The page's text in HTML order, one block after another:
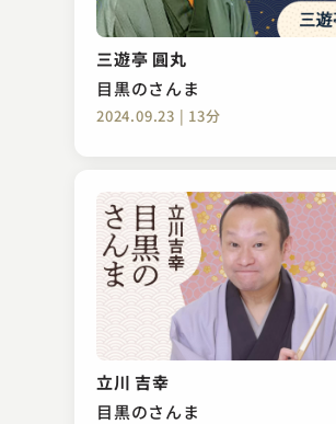
三遊亭 圓丸
目黒のさんま
2024.09.23 | 13分
立川 吉幸
目黒のさんま